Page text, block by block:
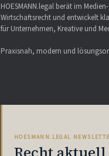
HOESMANN.legal berät im
Wirtschaftsrecht und entwickelt
für Unternehmen, Kreative und
Praxisnah, modern und
HOESMANN.LEGAL
Recht aktuell